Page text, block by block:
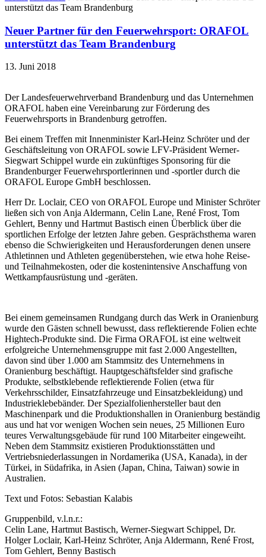
unterstützt das Team Brandenburg
Neuer Partner für den Feuerwehrsport: ORAFOL
unterstützt das Team Brandenburg
13. Juni 2018
Der Landesfeuerwehrverband Brandenburg und das Unternehmen
ORAFOL haben eine Vereinbarung zur Förderung des
Feuerwehrsports in Brandenburg getroffen.
Bei einem Treffen mit Innenminister Karl-Heinz Schröter und der
Geschäftsleitung von ORAFOL sowie LFV-Präsident Werner-
Siegwart Schippel wurde ein zukünftiges Sponsoring für die
Brandenburger Feuerwehrsportlerinnen und -sportler durch die
ORAFOL Europe GmbH beschlossen.
Herr Dr. Loclair, CEO von ORAFOL Europe und Minister Schröter
ließen sich von Anja Aldermann, Celin Lane, René Frost, Tom
Gehlert, Benny und Hartmut Bastisch einen Überblick über die
sportlichen Erfolge der letzten Jahre geben. Gesprächsthema waren
ebenso die Schwierigkeiten und Herausforderungen denen unsere
Athletinnen und Athleten gegenüberstehen, wie etwa hohe Reise-
und Teilnahmekosten, oder die kostenintensive Anschaffung von
Wettkampfausrüstung und -geräten.
Bei einem gemeinsamen Rundgang durch das Werk in Oranienburg
wurde den Gästen schnell bewusst, dass reflektierende Folien echte
Hightech-Produkte sind. Die Firma ORAFOL ist eine weltweit
erfolgreiche Unternehmensgruppe mit fast 2.000 Angestellten,
davon sind über 1.000 am Stammsitz des Unternehmens in
Oranienburg beschäftigt. Hauptgeschäftsfelder sind grafische
Produkte, selbstklebende reflektierende Folien (etwa für
Verkehrsschilder, Einsatzfahrzeuge und Einsatzbekleidung) und
Industrieklebebänder. Der Spezialfolienhersteller baut den
Maschinenpark und die Produktionshallen in Oranienburg beständig
aus und hat vor wenigen Wochen sein neues, 25 Millionen Euro
teures Verwaltungsgebäude für rund 100 Mitarbeiter eingeweiht.
Neben dem Stammsitz existieren Produktionsstätten und
Vertriebsniederlassungen in Nordamerika (USA, Kanada), in der
Türkei, in Südafrika, in Asien (Japan, China, Taiwan) sowie in
Australien.
Text und Fotos: Sebastian Kalabis
Gruppenbild, v.l.n.r.:
Celin Lane, Hartmut Bastisch, Werner-Siegwart Schippel, Dr.
Holger Loclair, Karl-Heinz Schröter, Anja Aldermann, René Frost,
Tom Gehlert, Benny Bastisch